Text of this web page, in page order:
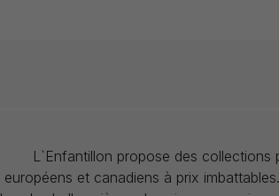
L`Enfantillon propose des
européens et canadiens à prix